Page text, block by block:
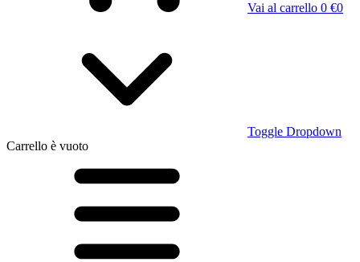
Vai al carrello 0 €0
Toggle Dropdown
Carrello è vuoto